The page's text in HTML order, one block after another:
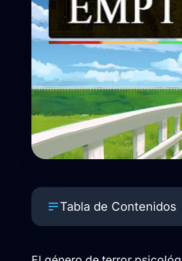
Tabla de Contenidos